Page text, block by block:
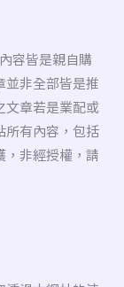
容皆是親自購
並非全部皆是推
文章若是業配或
所有內容，包括
，非經授權，請